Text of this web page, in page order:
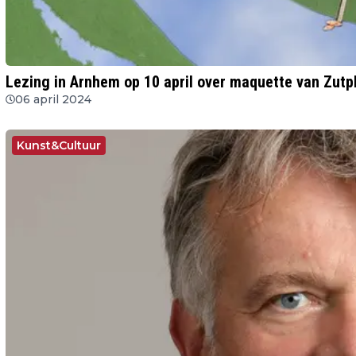
Lezing in Arnhem op 10 april over maquette van
06 april 2024
Kunst&Cultuur